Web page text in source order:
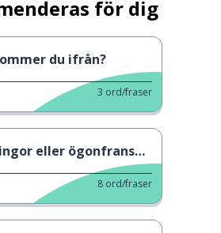
för dig
du ifrån?
3 ord/fraser
eller ögonfransar?
8 ord/fraser